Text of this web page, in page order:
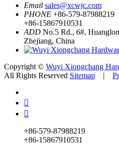
Email sales@xcwjc.com
PHONE +86-579-87988219
+86-15867910531
ADD No.5 Rd., 6#,
Zhejiang, China
Copyright © Wuyi Xiongchang
All Rights Reserved Sitemap |


+86-579-87988219
+86-15867910531